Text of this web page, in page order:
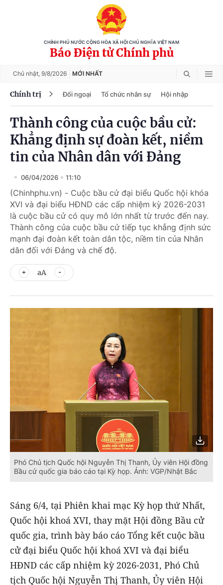
CHÍNH PHỦ NƯỚC CỘNG HÒA XÃ HỘI CHỦ NGHĨA VIỆT NAM
Báo Điện tử Chính phủ
Chủ nhật, 9/8/2026 MỚI NHẤT
Chính trị Đối ngoại Tổ chức nhân sự Hội nhập
Thành công của cuộc bầu cử:
Khẳng định sự đoàn kết, niềm
tin của Nhân dân với Đảng
06/04/2026 11:10
(Chinhphu.vn) - Cuộc bầu cử đại biểu Quốc hội khóa
XVI và đại biểu HĐND các cấp nhiệm kỳ 2026-2031
là cuộc bầu cử có quy mô lớn nhất từ trước đến nay.
Thành công của cuộc bầu cử tiếp tục khẳng định sức
mạnh đại đoàn kết toàn dân tộc, niềm tin của Nhân
dân đối với Đảng và chế độ.
aA
Phó Chủ tịch Quốc hội Nguyễn Thị Thanh, Ủy viên Hội đồng
Bầu cử quốc gia báo cáo tại Kỳ họp. Ảnh: VGP/Nhật Bắc
Sáng 6/4, tại Phiên khai mạc Kỳ họp thứ Nhất,
Quốc hội khoá XVI, thay mặt Hội đồng Bầu cử
quốc gia, trình bày báo cáo Tổng kết cuộc bầu
cử đại biểu Quốc hội khoá XVI và đại biểu
HĐND các cấp nhiệm kỳ 2026-2031, Phó Chủ
tịch Quốc hội Nguyễn Thị Thanh, Ủy viên Hội